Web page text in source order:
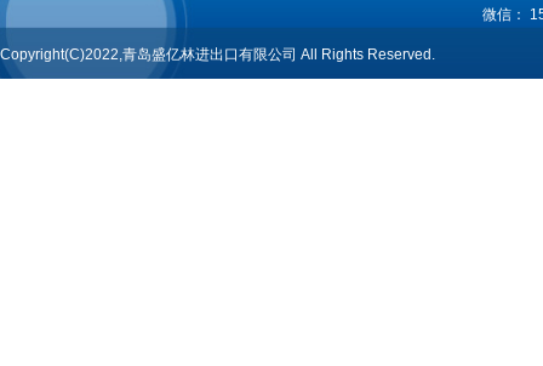
微信：
Copyright(C)2022,青岛盛亿林进出口有限公司 All Rights Reserved.